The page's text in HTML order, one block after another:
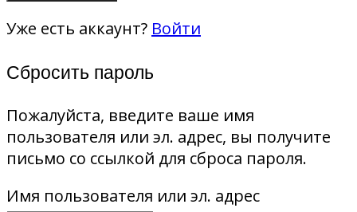
Уже есть аккаунт? Войти
Сбросить пароль
Пожалуйста, введите ваше имя
пользователя или эл. адрес, вы получите
письмо со ссылкой для сброса пароля.
Имя пользователя или эл. адрес